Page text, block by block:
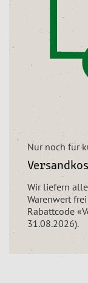
Nur noch für
Wir liefern
Warenwert
Rabattcode
31.08.2026).